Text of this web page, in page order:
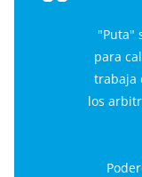
"Puta"
para
trabaja
los